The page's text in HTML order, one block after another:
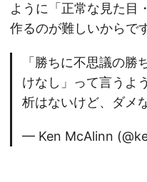
ように「正常な見た目
作るのが難しいからで
「勝ちに不思議の勝
けなし」って言うよ
析はないけど、ダメ
— Ken McAlinn